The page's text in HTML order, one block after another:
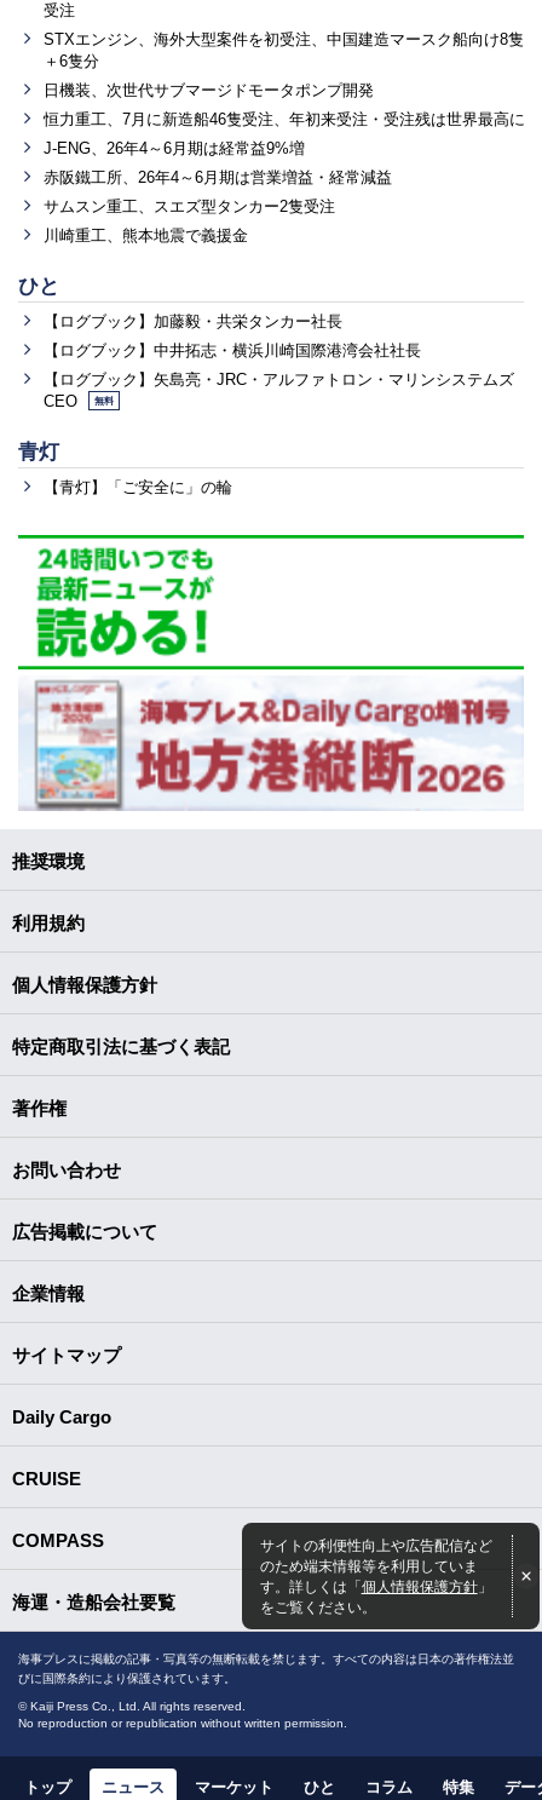
受注
STXエンジン、海外大型案件を初受注、中国建造マースク船向け8隻
＋6隻分
日機装、次世代サブマージドモータポンプ開発
恒力重工、7月に新造船46隻受注、年初来受注・受注残は世界最高に
J-ENG、26年4～6月期は経常益9%増
赤阪鐵工所、26年4～6月期は営業増益・経常減益
サムスン重工、スエズ型タンカー2隻受注
川崎重工、熊本地震で義援金
ひと
【ログブック】加藤毅・共栄タンカー社長
【ログブック】中井拓志・横浜川崎国際港湾会社社長
【ログブック】矢島亮・JRC・アルファトロン・マリンシステムズ
CEO
無料
青灯
【青灯】「ご安全に」の輪
サイトの利便性向上や広告配信など
のため端末情報等を利用していま
す。詳しくは「個人情報保護方針」
をご覧ください。
推奨環境
利用規約
個人情報保護方針
特定商取引法に基づく表記
著作権
お問い合わせ
広告掲載について
企業情報
サイトマップ
Daily Cargo
CRUISE
COMPASS
海運・造船会社要覧
海事プレスに掲載の記事・写真等の無断転載を禁じます。すべての内容は日本の著作権法並
びに国際条約により保護されています。
© Kaiji Press Co., Ltd. All rights reserved.
No reproduction or republication without written permission.
トップ ニュース マーケット ひと コラム 特集 デー